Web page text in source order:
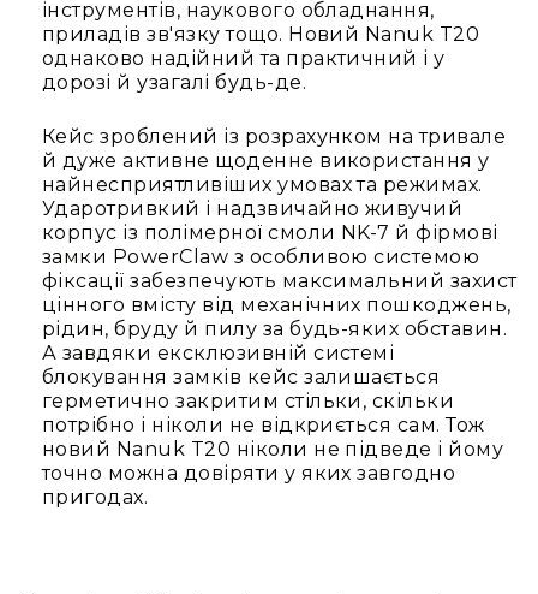
Готові
комплекти
для
нарад
конференцій
Спікерфони
Конференційні
системи
Бари
Системи
синхронного
перекладу
Презентаційні/
екскурсійні
системи
Системи
службового
інструментів, наукового обладнання,
приладів зв'язку тощо. Новий Nanuk T20
однаково надійний та практичний і у
дорозі й узагалі будь-де.
Кейс зроблений із розрахунком на тривале
й дуже активне щоденне використання у
найнесприятливіших умовах та режимах.
Ударотривкий і надзвичайно живучий
корпус із полімерної смоли NK-7 й фірмові
замки PowerClaw з особливою системою
фіксації забезпечують максимальний захист
цінного вмісту від механічних пошкоджень,
рідин, бруду й пилу за будь-яких обставин.
А завдяки ексклюзивній системі
блокування замків кейс залишається
герметично закритим стільки, скільки
потрібно і ніколи не відкриється сам. Тож
новий Nanuk T20 ніколи не підведе і йому
точно можна довіряти у яких завгодно
пригодах.